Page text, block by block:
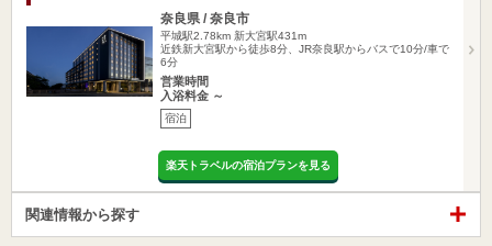
奈良県 / 奈良市
平城駅2.78km 新大宮駅431m
近鉄新大宮駅から徒歩8分、JR奈良駅からバスで10分/車で
6分
営業時間
入浴料金 ～
宿泊
楽天トラベルの宿泊プランを見る
関連情報から探す